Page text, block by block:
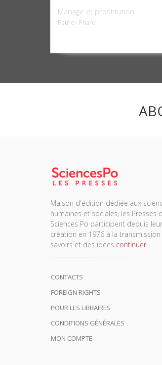
Mariage et prostitution
Patrick Pharo
Maison d'édition dédiée aux
humaines et sociales, les Presses
Sciences Po participent depuis leur
création en 1976 à la transmission
savoirs et des idées continuer
CONTACTS
FOREIGN RIGHTS
POUR LES LIBRAIRES
CONDITIONS GÉNÉRALES
MON COMPTE